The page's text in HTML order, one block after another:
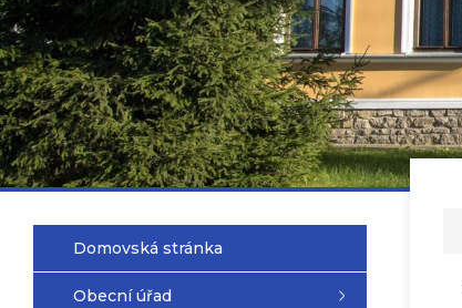
Domovská stránka
Obecní úřad